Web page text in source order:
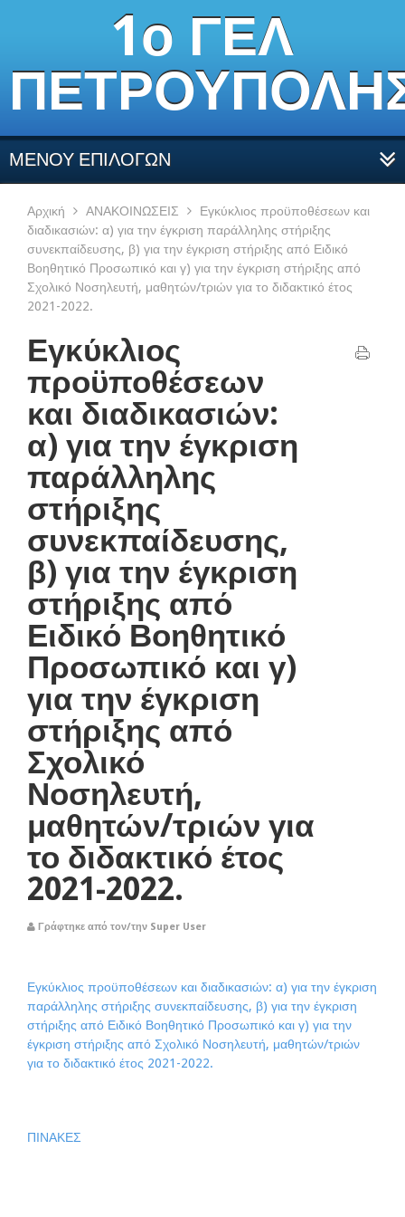
1ο ΓΕΛ
ΜΕΝΟΥ ΕΠΙΛΟΓΩΝ
Αρχική ΑΝΑΚΟΙΝΩΣΕΙΣ
Εγκύκλιος προϋποθέσεων και
διαδικασιών: α) για την έγκριση παράλληλης στήριξης
συνεκπαίδευσης, β) για την έγκριση στήριξης από Ειδικό
Βοηθητικό Προσωπικό και γ) για την έγκριση στήριξης από
Σχολικό Νοσηλευτή, μαθητών/τριών για το διδακτικό έτος
2021-2022.
Εγκύκλιος
προϋποθέσεων
και διαδικασιών:
α) για την έγκριση
παράλληλης
στήριξης
συνεκπαίδευσης,
β) για την έγκριση
στήριξης από
Ειδικό Βοηθητικό
Προσωπικό και γ)
για την έγκριση
στήριξης από
Σχολικό
Νοσηλευτή,
μαθητών/τριών για
το διδακτικό έτος
2021-2022.
Γράφτηκε από τον/την Super User
Εγκύκλιος προϋποθέσεων και διαδικασιών: α) για την έγκριση
παράλληλης στήριξης συνεκπαίδευσης, β) για την έγκριση
στήριξης από Ειδικό Βοηθητικό Προσωπικό και γ) για την
έγκριση στήριξης από Σχολικό Νοσηλευτή, μαθητών/τριών
για το διδακτικό έτος 2021-2022.
ΠΙΝΑΚΕΣ